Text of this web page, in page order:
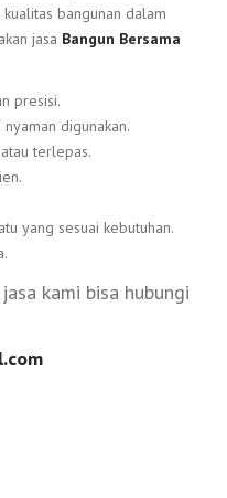
bangunan dalam
jasa Bangun Bersama
presisi.
digunakan.
terlepas.
yang sesuai kebutuhan.
kami bisa hubungi